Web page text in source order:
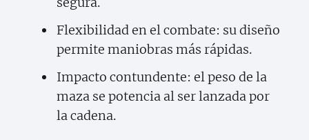
Flexibilidad en el combate: su diseño
permite maniobras más rápidas.
Impacto contundente: el peso de la
maza se potencia al ser lanzada por
la cadena.